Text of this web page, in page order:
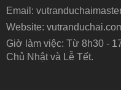
Email:
Website:
Giờ làm việc: Từ 8h30 -
Chủ Nhật và Lễ Tết.